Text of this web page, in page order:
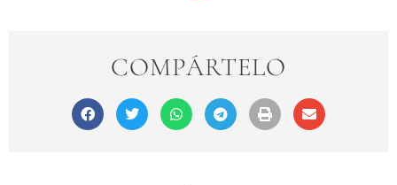
COMPÁRTELO